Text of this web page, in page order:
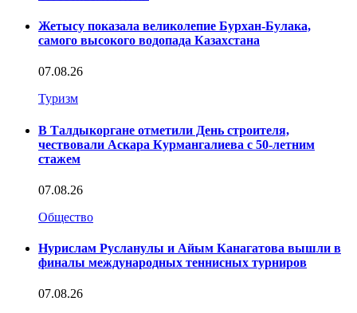
Жетысу показала великолепие Бурхан-Булака,
самого высокого водопада Казахстана
07.08.26
Туризм
В Талдыкоргане отметили День строителя,
чествовали Аскара Курмангалиева с 50-летним
стажем
07.08.26
Общество
Нурислам Русланулы и Айым Канагатова вышли в
финалы международных теннисных турниров
07.08.26